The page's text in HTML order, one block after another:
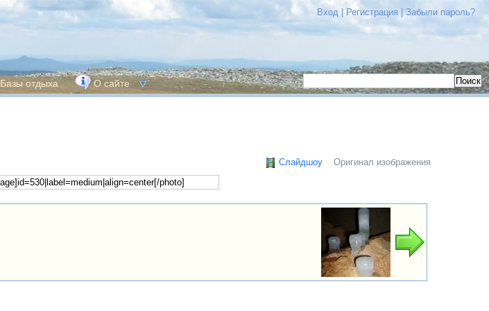
Вход Регистрация |Забыли пароль?
Базы отдыха О сайте
Слайдшоу
Оригинал изображения